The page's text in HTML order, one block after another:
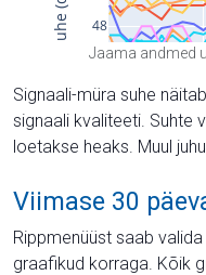
Jaama andmed
Signaali-müra suhe
signaali kvaliteeti. Suhte
loetakse heaks. Muul
Viimase 30
Rippmenüüst saab
graafikud korraga. Kõik